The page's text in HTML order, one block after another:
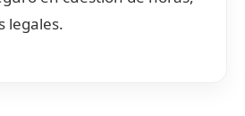
legales.